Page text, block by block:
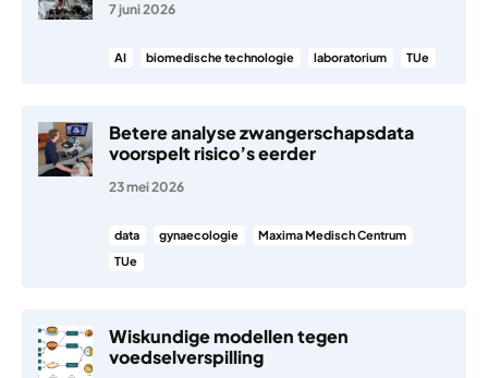
7 juni 2026
AI biomedische technologie laboratorium TUe
Betere analyse zwangerschapsdata
voorspelt risico’s eerder
23 mei 2026
data gynaecologie
Maxima Medisch Centrum
TUe
Wiskundige modellen tegen
voedselverspilling